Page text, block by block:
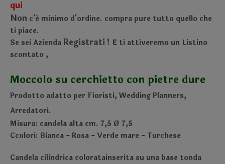
qui
Non c'é minimo d'ordine. compra pure tutto quello che
ti piace.
Se sei Azienda Registrati ! E ti attiveremo un Listino
scontato ,
Moccolo su cerchietto con pietre dure
Prodotto adatto per Fioristi, Wedding Planners,
Arredatori.
Misura: candela alta cm. 7,5 Ø 7,5
Ccolori: Bianca - Rosa - Verde mare - Turchese
Candela cilindrica coloratainserita su una base tonda